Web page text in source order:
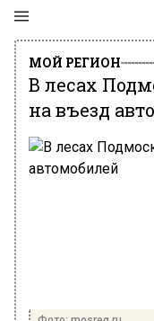
МОЙ РЕГИОН
В лесах
на въезд